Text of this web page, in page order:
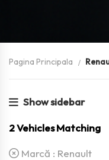
Pagina Principala
Show sidebar
2Vehicles Matching
Marcă : Renault